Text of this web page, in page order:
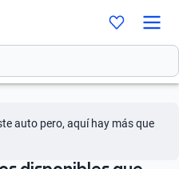
auto pero, aquí hay más que